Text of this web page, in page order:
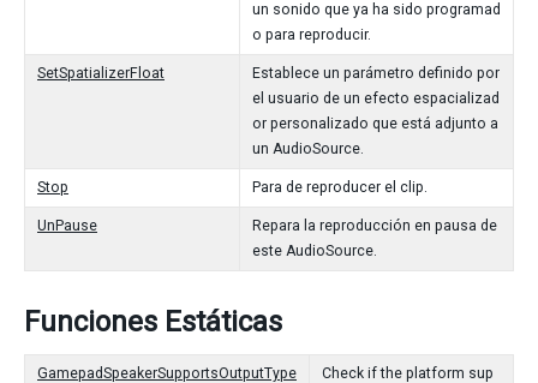
un sonido que ya ha sido programad
o para reproducir.
SetSpatializerFloat
Establece un parámetro definido por
el usuario de un efecto espacializad
or personalizado que está adjunto a
un AudioSource.
Stop Para de reproducer el clip.
UnPause
Repara la reproducción en pausa de
este AudioSource.
Funciones Estáticas
GamepadSpeakerSupportsOutputType
Check if the platform sup